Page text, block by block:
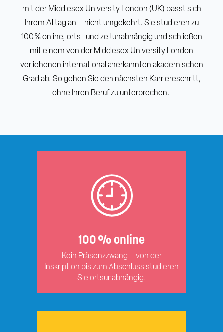
mit der Middlesex University London (UK) passt sich
Ihrem Alltag an – nicht umgekehrt. Sie studieren zu
100 % online, orts- und zeitunabhängig und schließen
mit einem von der Middlesex University London
verliehenen international anerkannten akademischen
Grad ab. So gehen Sie den nächsten Karriereschritt,
ohne Ihren Beruf zu unterbrechen.
100 % online
Kein Präsenzzwang – von der
Inskription bis zum Abschluss studieren
Sie ortsunabhängig.